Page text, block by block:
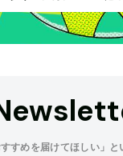
すすめを届けてほしい」と